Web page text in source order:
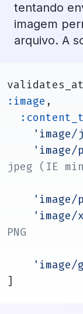
tentando
imagem
arquivo. A
:image ,
'image/
'image/
jpeg (IE
'image/
'image/
PNG
]